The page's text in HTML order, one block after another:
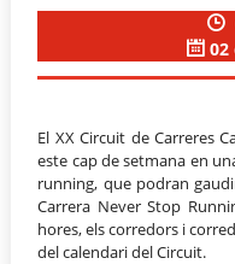
02
El XX Circuit de Carreres
este cap de setmana en
running, que podran
Carrera Never Stop
hores, els corredors i
del calendari del Circuit.